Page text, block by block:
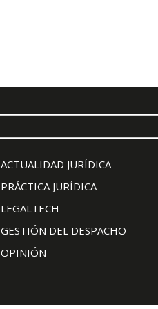
ACTUALIDAD JURÍDICA
PRÁCTICA JURÍDICA
LEGALTECH
GESTIÓN DEL DESPACHO
OPINIÓN